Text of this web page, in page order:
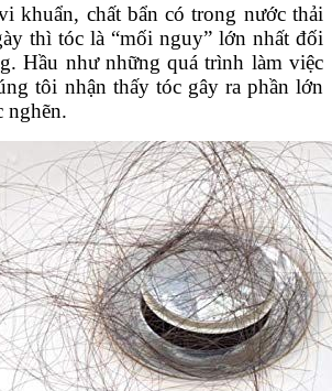
khuẩn, chất bẩn có trong nước thải
thì tóc là “mối nguy” lớn nhất đối
Hầu như những quá trình làm việc
tôi nhận thấy tóc gây ra phần lớn
nghẽn.